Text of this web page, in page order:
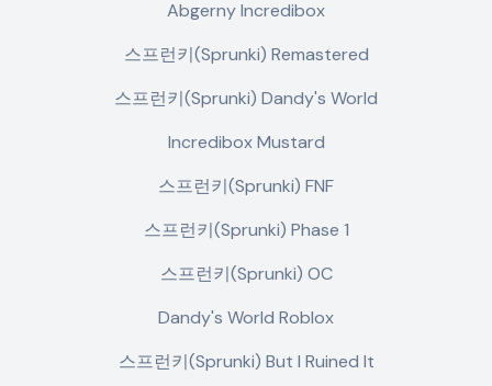
Abgerny Incredibox
스프런키(Sprunki) Remastered
스프런키(Sprunki) Dandy's World
Incredibox Mustard
스프런키(Sprunki) FNF
스프런키(Sprunki) Phase 1
스프런키(Sprunki) OC
Dandy's World Roblox
스프런키(Sprunki) But I Ruined It